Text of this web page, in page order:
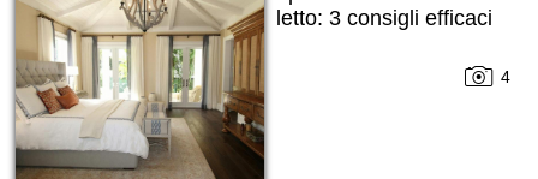
letto: 3 consigli efficaci
4